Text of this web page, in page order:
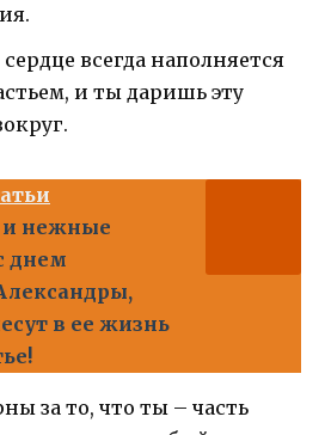
всегда наполняется
и ты даришь эту
и нежные
днем
в ее жизнь
за то, что ты – часть